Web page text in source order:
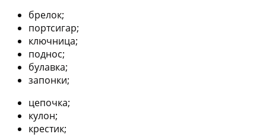
брелок;
портсигар;
ключница;
поднос;
булавка;
запонки;
цепочка;
кулон;
крестик;